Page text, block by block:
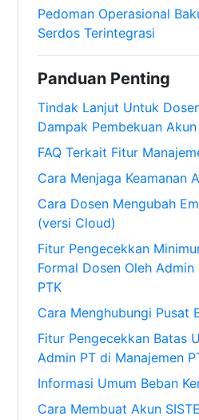
Pedoman Operasional
Serdos Terintegrasi
Panduan Penting
Tindak Lanjut Untuk
Dampak Pembekuan Akun
FAQ Terkait Fitur
Cara Menjaga Keamanan
Cara Dosen Mengubah
(versi Cloud)
Fitur Pengecekkan
Formal Dosen Oleh
PTK
Cara Menghubungi Pusat
Fitur Pengecekkan Batas
Admin PT di Manajemen
Informasi Umum Beban
Cara Membuat Akun